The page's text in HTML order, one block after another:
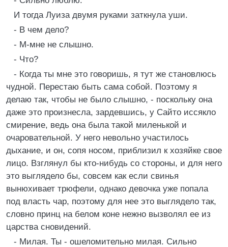
И тогда Луиза двумя руками заткнула уши.
- В чем дело?
- М-мне не слышно.
- Что?
- Когда ты мне это говоришь, я тут же становлюсь
чудной. Перестаю быть сама собой. Поэтому я
делаю так, чтобы не было слышно, - поскольку она
даже это произнесла, зардевшись, у Сайто иссякло
смирение, ведь она была такой миленькой и
очаровательной. У него невольно участилось
дыхание, и он, сопя носом, приблизил к хозяйке свое
лицо. Взглянул бы кто-нибудь со стороны, и для него
это выглядело бы, совсем как если свинья
вынюхивает трюфели, однако девочка уже попала
под власть чар, поэтому для нее это выглядело так,
словно принц на белом коне нежно вызволял ее из
царства сновидений.
- Милая. Ты - ошеломительно милая. Сильно